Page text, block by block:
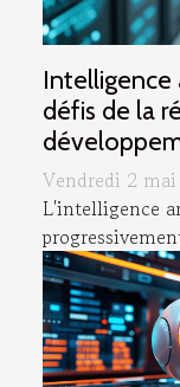
Intelligence
défis de la
Vendredi 2
L'intelligence